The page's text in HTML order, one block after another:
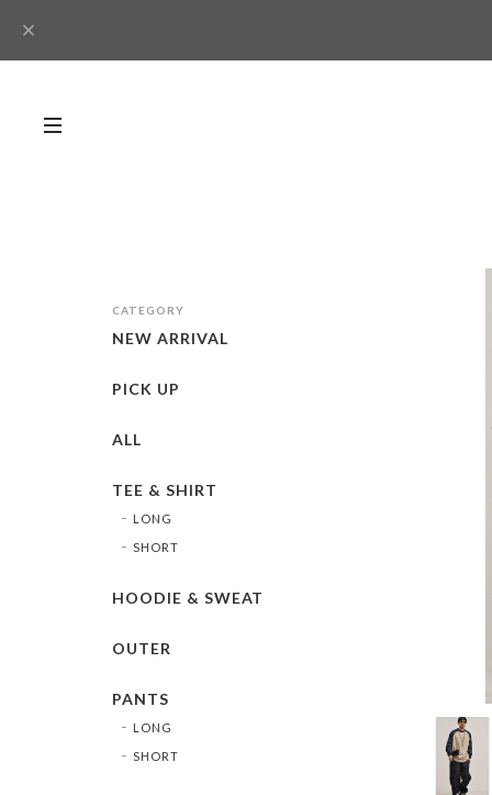
CATEGORY
NEW ARRIVAL
PICK UP
ALL
TEE & SHIRT
LONG
SHORT
HOODIE & SWEAT
OUTER
PANTS
LONG
SHORT